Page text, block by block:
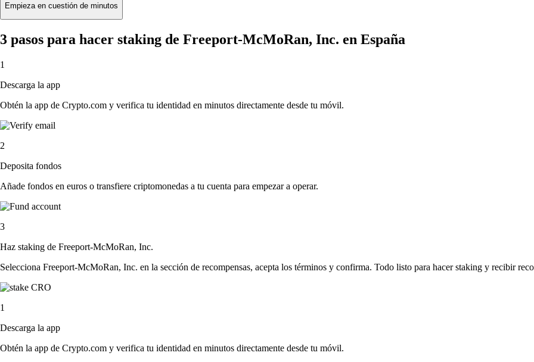
Empieza en cuestión de minutos
3 pasos para hacer staking de Freeport-McMoRan, Inc. en España
1
Descarga la app
Obtén la app de Crypto.com y verifica tu identidad en minutos directamente desde tu móvil.
2
Deposita fondos
Añade fondos en euros o transfiere criptomonedas a tu cuenta para empezar a operar.
3
Haz staking de Freeport-McMoRan, Inc.
Selecciona Freeport-McMoRan, Inc. en la sección de recompensas, acepta los términos y confirma. Todo listo para hacer staking y recibir
1
Descarga la app
Obtén la app de Crypto.com y verifica tu identidad en minutos directamente desde tu móvil.